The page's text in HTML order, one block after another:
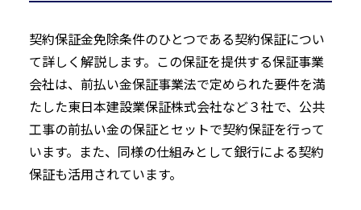
契約保証金免除条件のひとつである契約保証につい
て詳しく解説します。この保証を提供する保証事業
会社は、前払い金保証事業法で定められた要件を満
たした東日本建設業保証株式会社など３社で、公共
工事の前払い金の保証とセットで契約保証を行って
います。また、同様の仕組みとして銀行による契約
保証も活用されています。